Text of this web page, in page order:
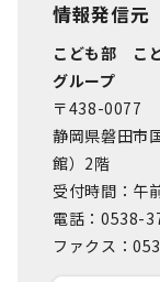
情報発信元
こども部 こ
グループ
〒438-0077
静岡県磐田市
館）2階
受付時間：午
電話：0538-
ファクス：